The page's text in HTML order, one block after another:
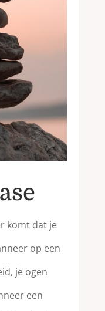
komt dat je
op een
je ogen
een